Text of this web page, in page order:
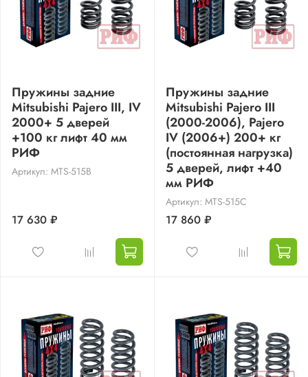
Пружины задние
Mitsubishi Pajero III, IV
2000+ 5 дверей
+100 кг лифт 40 мм
РИФ
Артикул: MTS-515B
17 630 ₽
Пружины задние
Mitsubishi Pajero III
(2000-2006), Pajero
IV (2006+) 200+ кг
(постоянная нагрузка)
5 дверей, лифт +40
мм РИФ
Артикул: MTS-515C
17 860 ₽